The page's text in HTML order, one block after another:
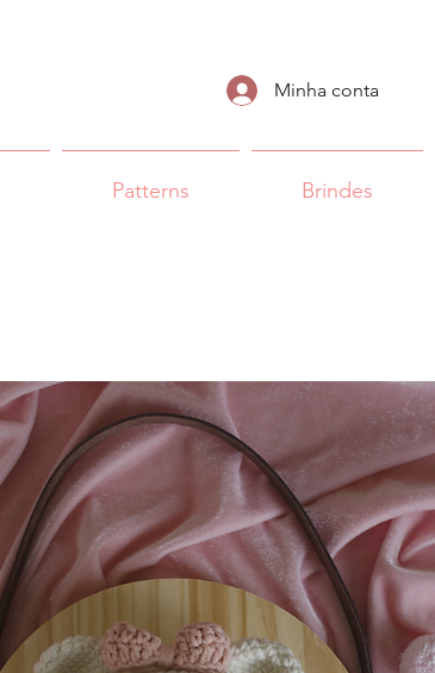
Minha conta
Patterns Brindes